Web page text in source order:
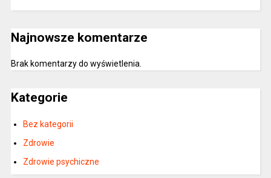
Najnowsze komentarze
Brak komentarzy do wyświetlenia.
Kategorie
Bez kategorii
Zdrowie
Zdrowie psychiczne